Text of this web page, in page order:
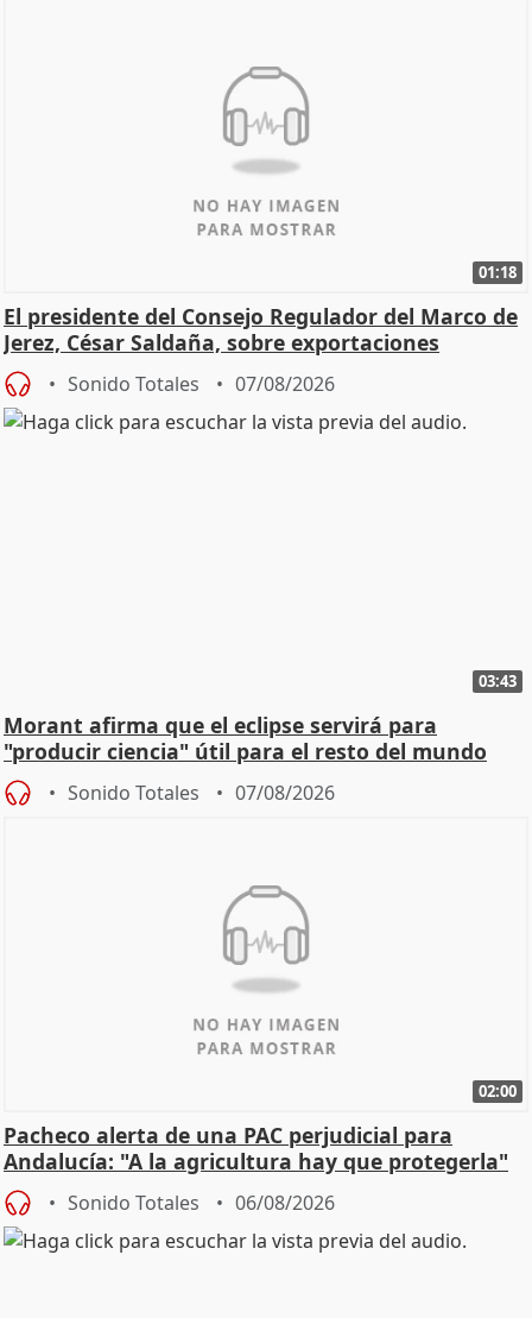
01:18
El presidente del Consejo Regulador del Marco de
Jerez, César Saldaña, sobre exportaciones
Sonido Totales 07/08/2026
03:43
Morant afirma que el eclipse servirá para
"producir ciencia" útil para el resto del mundo
Sonido Totales 07/08/2026
02:00
Pacheco alerta de una PAC perjudicial para
Andalucía: "A la agricultura hay que protegerla"
Sonido Totales 06/08/2026